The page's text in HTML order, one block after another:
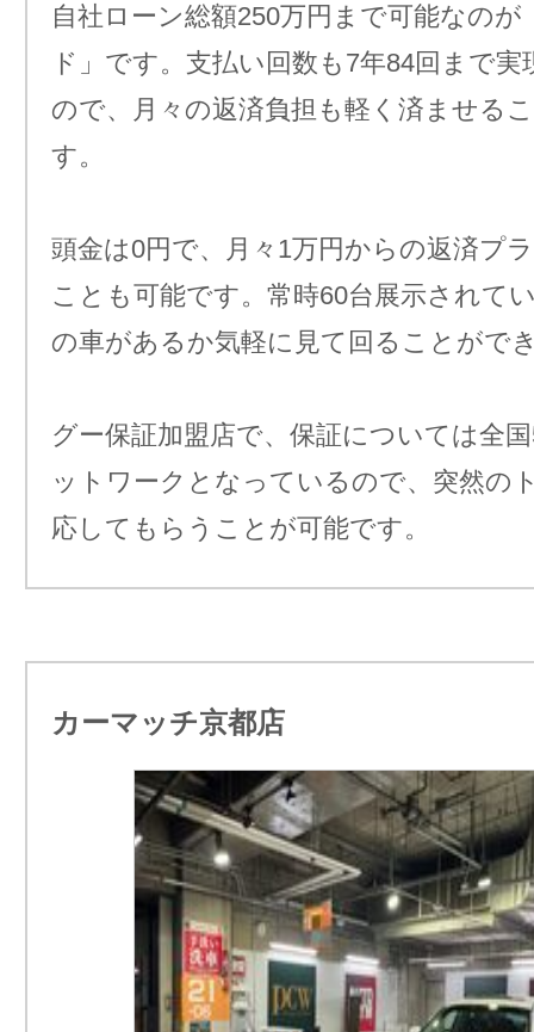
自社ローン総額250万円まで可能なの
ド」です。支払い回数も7年84回まで
ので、月々の返済負担も軽く済ませる
す。
頭金は0円で、月々1万円からの返済プ
ことも可能です。常時60台展示されて
の車があるか気軽に見て回ることがで
グー保証加盟店で、保証については全
ットワークとなっているので、突然の
応してもらうことが可能です。
カーマッチ京都店